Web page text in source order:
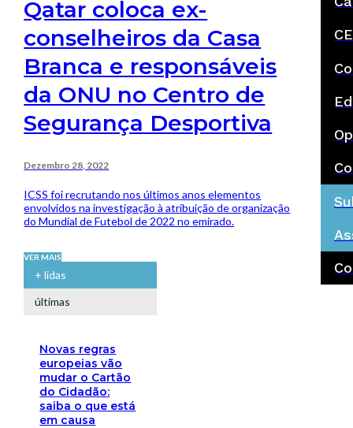
Qatar coloca ex-
conselheiros da Casa
Branca e responsáveis
da ONU no Centro de
Segurança Desportiva
Dezembro 28, 2022
ICSS foi recrutando nos últimos anos elementos
envolvidos na investigação à atribuição de organização
do Mundial de Futebol de 2022 no emirado.
VER MAIS
+ lidas
últimas
Novas regras
europeias vão
mudar o Cartão
do Cidadão:
saiba o que está
em causa